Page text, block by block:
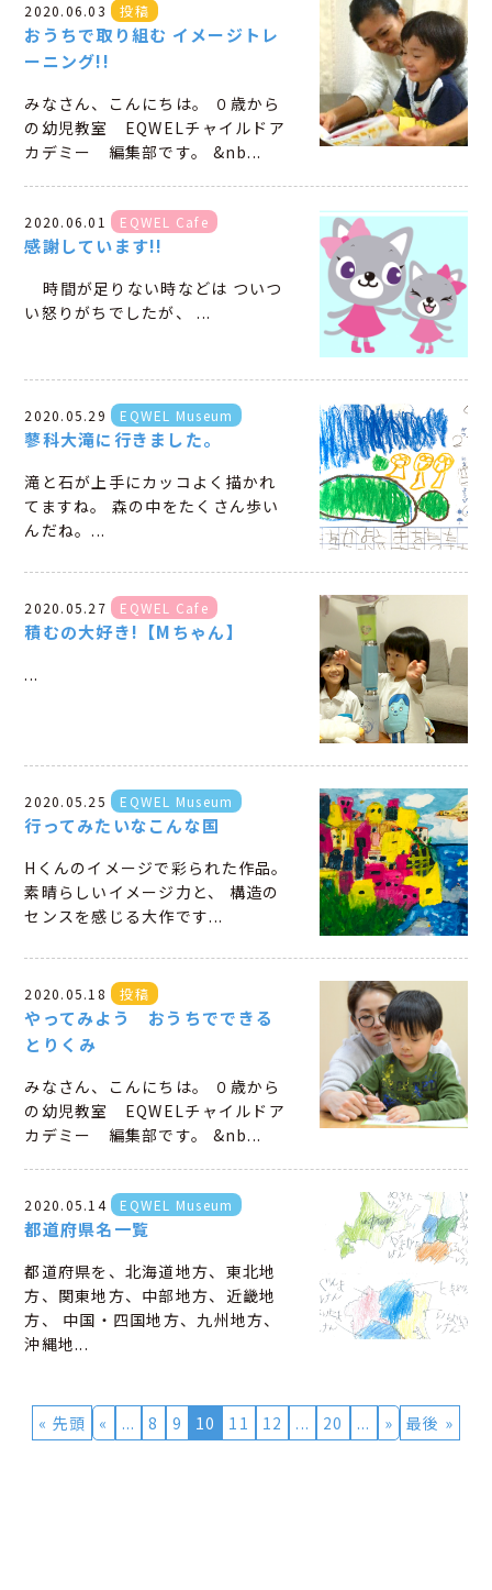
2020.06.03 投稿
おうちで取り組む イメージトレ
ーニング!!
みなさん、こんにちは。 ０歳から
の幼児教室 EQWELチャイルドア
カデミー 編集部です。 &nb...
2020.06.01 EQWEL Cafe
感謝しています!!
時間が足りない時などは ついつ
い怒りがちでしたが、 ...
2020.05.29 EQWEL Museum
蓼科大滝に行きました。
滝と石が上手にカッコよく描かれ
てますね。 森の中をたくさん歩い
んだね。...
2020.05.27 EQWEL Cafe
積むの大好き!【Mちゃん】
...
2020.05.25 EQWEL Museum
行ってみたいなこんな国
Hくんのイメージで彩られた作品。
素晴らしいイメージ力と、 構造の
センスを感じる大作です...
2020.05.18 投稿
やってみよう おうちでできる
とりくみ
みなさん、こんにちは。 ０歳から
の幼児教室 EQWELチャイルドア
カデミー 編集部です。 &nb...
2020.05.14 EQWEL Museum
都道府県名一覧
都道府県を、北海道地方、東北地
方、関東地方、中部地方、近畿地
方、 中国・四国地方、九州地方、
沖縄地...
« 先頭 « ... 8 9 10 11 12 ... 20 ... » 最後 »